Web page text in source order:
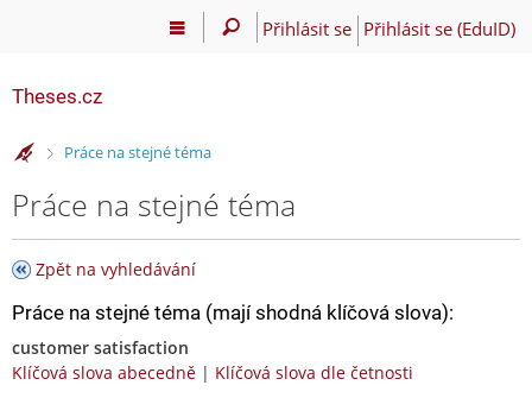
Přihlásit se Přihlásit se (EduID)
Theses.cz
>Práce na stejné téma
Práce na stejné téma
Zpět na vyhledávání
Práce na stejné téma (mají shodná klíčová slova):
customer satisfaction
Klíčová slova abecedně | Klíčová slova dle četnosti